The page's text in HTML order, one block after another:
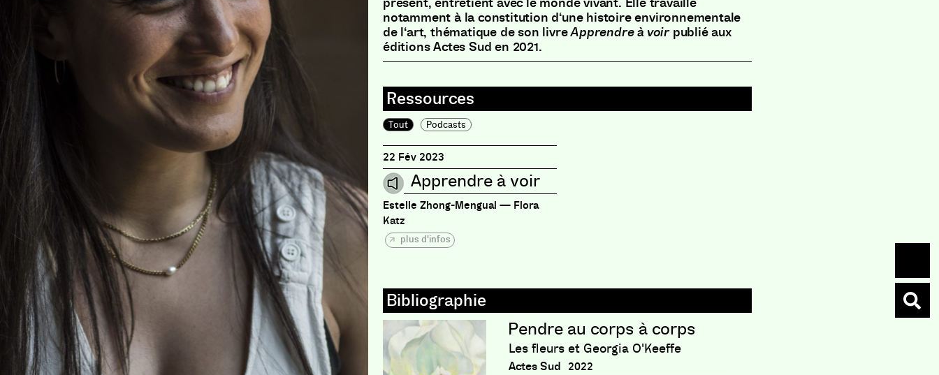
notamment à la constitution d‘une histoire environnementale
de l‘art, thématique de son livreApprendre à voirpublié aux
éditions Actes Sud en 2021.
Tout Podcasts
22 Fév 2023
Apprendre à voir
Estelle Zhong-Mengual — Flora
Katz
plus d'infos
Pendre au corps à corps
Les fleurs et Georgia O'Keeffe
Actes Sud 2022